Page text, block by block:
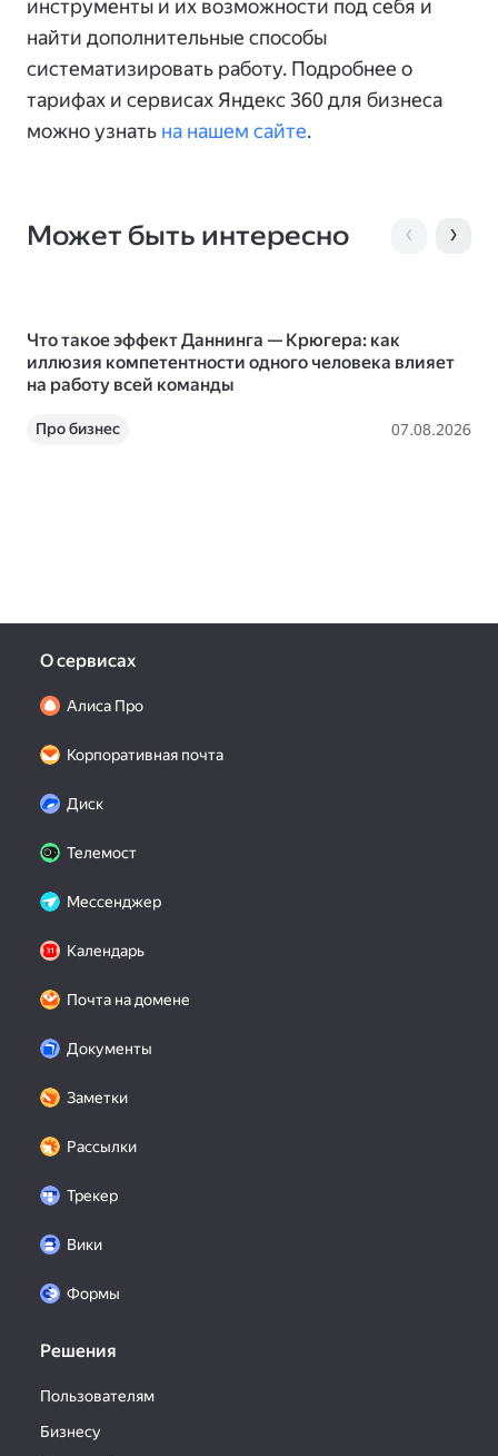
инструменты и их возможности под себя и
найти дополнительные способы
систематизировать работу. Подробнее о
тарифах и сервисах Яндекс 360 для бизнеса
можно узнать на нашем сайте.
Может быть интересно
Что такое эффект Даннинга — Крюгера: как
иллюзия компетентности одного человека влияет
на работу всей команды
Про бизнес 07.08.2026
О сервисах
Алиса Про
Корпоративная почта
Диск
Телемост
Мессенджер
Календарь
Почта на домене
Документы
Заметки
Рассылки
Трекер
Вики
Формы
Решения
Пользователям
Бизнесу